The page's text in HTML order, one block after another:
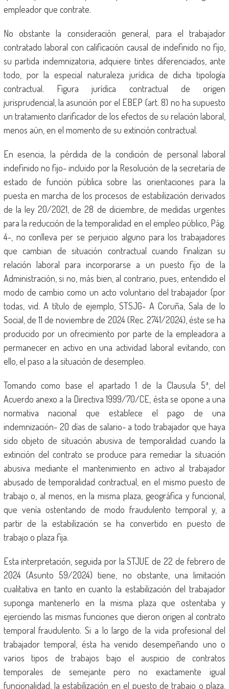
empleador que contrate.
No obstante la consideración general, para el trabajador
contratado laboral con calificación causal de indefinido no fijo,
su partida indemnizatoria, adquiere tintes diferenciados, ante
todo, por la especial naturaleza jurídica de dicha tipología
contractual. Figura jurídica contractual de origen
jurisprudencial, la asunción por el EBEP (art. 8) no ha supuesto
un tratamiento clarificador de los efectos de su relación laboral,
menos aún, en el momento de su extinción contractual.
En esencia, la pérdida de la condición de personal laboral
indefinido no fijo- incluido por la Resolución de la secretaría de
estado de función pública sobre las orientaciones para la
puesta en marcha de los procesos de estabilización derivados
de la ley 20/2021, de 28 de diciembre, de medidas urgentes
para la reducción de la temporalidad en el empleo público, Pág.
4-, no conlleva per se perjuicio alguno para los trabajadores
que cambian de situación contractual cuando finalizan su
relación laboral para incorporarse a un puesto fijo de la
Administración, si no, más bien, al contrario, pues, entendido el
modo de cambio como un acto voluntario del trabajador (por
todas, vid. A título de ejemplo, STSJG- A Coruña, Sala de lo
Social, de 11 de noviembre de 2024 (Rec. 2741/2024), éste se ha
producido por un ofrecimiento por parte de la empleadora a
permanecer en activo en una actividad laboral evitando, con
ello, el paso a la situación de desempleo.
Tomando como base el apartado 1 de la Clausula 5ª, del
Acuerdo anexo a la Directiva 1999/70/CE, ésta se opone a una
normativa nacional que establece el pago de una
indemnización- 20 días de salario- a todo trabajador que haya
sido objeto de situación abusiva de temporalidad cuando la
extinción del contrato se produce para remediar la situación
abusiva mediante el mantenimiento en activo al trabajador
abusado de temporalidad contractual, en el mismo puesto de
trabajo o, al menos, en la misma plaza, geográfica y funcional,
que venía ostentando de modo fraudulento temporal y, a
partir de la estabilización se ha convertido en puesto de
trabajo o plaza fija.
Esta interpretación, seguida por la STJUE de 22 de febrero de
2024 (Asunto 59/2024) tiene, no obstante, una limitación
cualitativa en tanto en cuanto la estabilización del trabajador
suponga mantenerlo en la misma plaza que ostentaba y
ejerciendo las mismas funciones que dieron origen al contrato
temporal fraudulento. Si a lo largo de la vida profesional del
trabajador temporal, ésta ha venido desempeñando uno o
varios tipos de trabajos bajo el auspicio de contratos
temporales de semejante pero no exactamente igual
funcionalidad, la estabilización en el puesto de trabajo o plaza,